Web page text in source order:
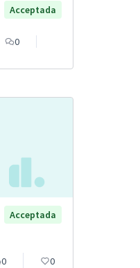
Acceptada
0
Acceptada
0 0